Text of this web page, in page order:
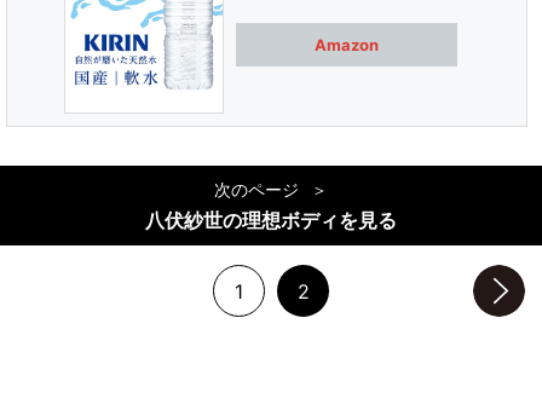
Amazon
次のページ
八伏紗世の理想ボディを見る
1 2